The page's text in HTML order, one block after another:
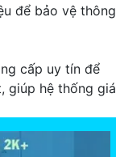
để bảo vệ thông
cấp uy tín để
giúp hệ thống